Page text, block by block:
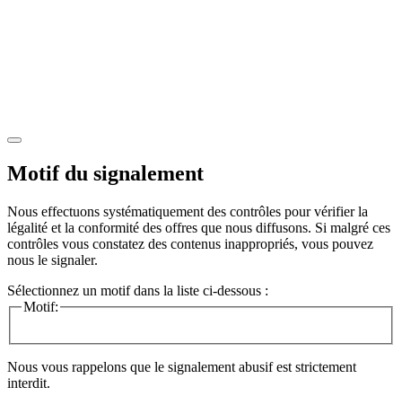
Motif du signalement
Nous effectuons systématiquement des contrôles pour vérifier la
légalité et la conformité des offres que nous diffusons. Si malgré ces
contrôles vous constatez des contenus inappropriés, vous pouvez
nous le signaler.
Sélectionnez un motif dans la liste ci-dessous :
Motif:
Nous vous rappelons que le signalement abusif est strictement
interdit.